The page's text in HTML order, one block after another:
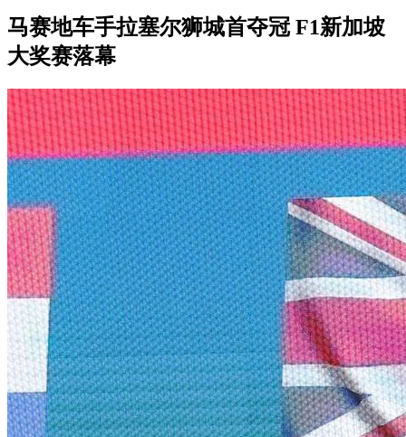
马赛地车手拉塞尔狮城首夺冠 F1新加坡
大奖赛落幕